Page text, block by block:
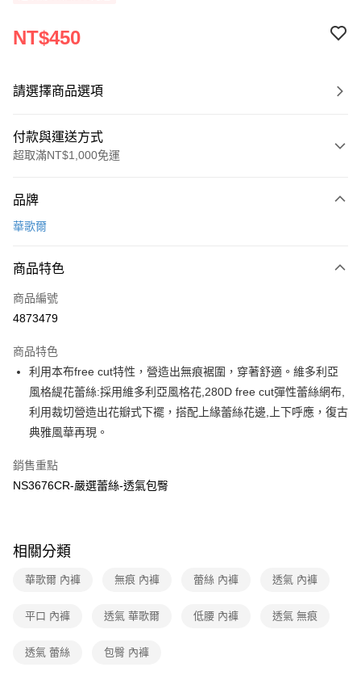
NT$450
請選擇商品選項
付款與運送方式
超取滿NT$1,000免運
信用卡一次付款
LINE Pay
街口支付
運送方式
全家取貨付款
每筆NT$80，滿NT$1,000(含以上)免運費
每筆NT$80，滿NT$1,000(含以上)免運費
付款後7-11取貨
每筆NT$80，滿NT$1,000(含以上)免運費
每筆NT$80，滿NT$1,000(含以上)免運費
離島
品牌
華歌爾
商品特色
商品編號
4873479
商品特色
利用本布free cut特性，營造出無痕裾圍，穿著舒適。維多利亞
風格緹花蕾絲:採用維多利亞風格花,280D free cut彈性蕾絲網布,
利用裁切營造出花瓣式下襬，搭配上緣蕾絲花邊,上下呼應，復古
典雅風華再現。
銷售重點
NS3676CR-嚴選蕾絲-透氣包臀
相關分類
華歌爾 內褲 無痕 內褲 蕾絲 內褲 透氣 內褲
平口 內褲 透氣 華歌爾 低腰 內褲 透氣 無痕
透氣 蕾絲 包臀 內褲